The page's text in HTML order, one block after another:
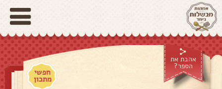
אהבת את
הספר?
חפשי
מתכון